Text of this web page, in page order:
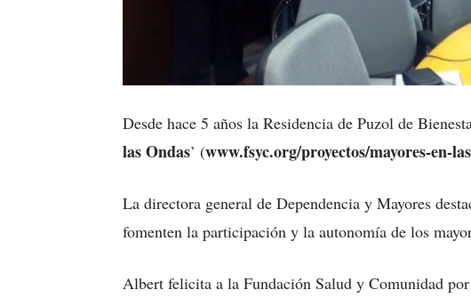
Desde hace 5 años la Residencia de Puzol de
las Ondas’ (www.fsyc.org/proyectos/mayores-en-
La directora general de Dependencia y Mayores
fomenten la participación y la autonomía de los
Albert felicita a la Fundación Salud y Comunidad